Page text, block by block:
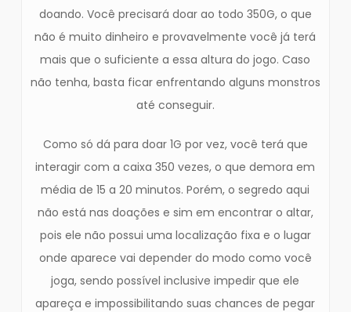
doando. Você precisará doar ao todo 350G, o que
não é muito dinheiro e provavelmente você já terá
mais que o suficiente a essa altura do jogo. Caso
não tenha, basta ficar enfrentando alguns monstros
até conseguir.
Como só dá para doar 1G por vez, você terá que
interagir com a caixa 350 vezes, o que demora em
média de 15 a 20 minutos. Porém, o segredo aqui
não está nas doações e sim em encontrar o altar,
pois ele não possui uma localização fixa e o lugar
onde aparece vai depender do modo como você
joga, sendo possível inclusive impedir que ele
apareça e impossibilitando suas chances de pegar